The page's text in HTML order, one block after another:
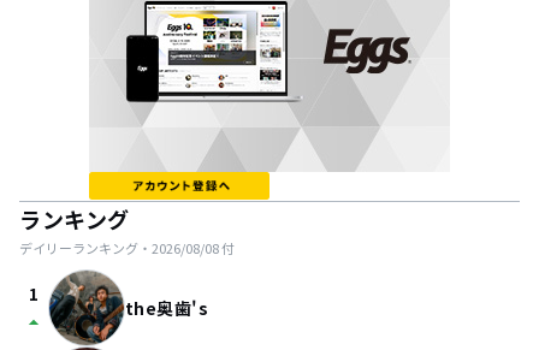
ランキング
デイリーランキング・ 2026/08/08付
1
arrow_drop_up the奥歯's